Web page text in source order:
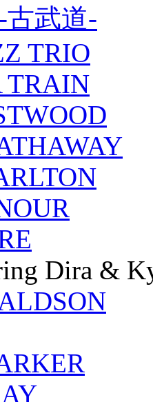
古武道-
TRIO
TRAIN
Dira &